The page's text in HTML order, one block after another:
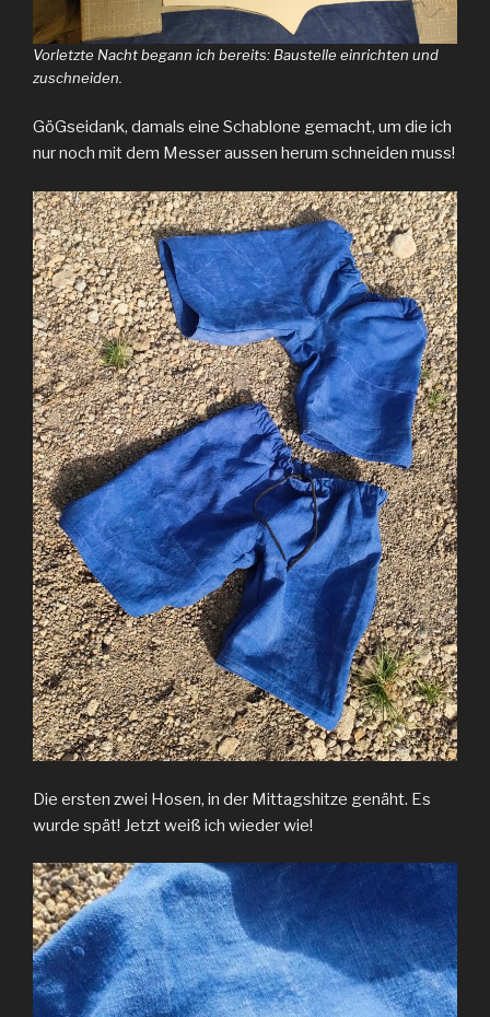
Vorletzte Nacht begann ich bereits: Baustelle einrichten und
zuschneiden.
GöGseidank, damals eine Schablone gemacht, um die ich
nur noch mit dem Messer aussen herum schneiden muss!
Die ersten zwei Hosen, in der Mittagshitze genäht. Es
wurde spät! Jetzt weiß ich wieder wie!